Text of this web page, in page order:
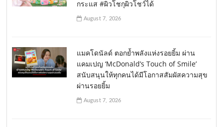
กระแส #ผิวโชกุผิวโชว์ได้
August 7, 2026
แมคโดนัลด์ ตอกย้ำพลังแห่งรอยยิ้ม ผ่าน
แคมเปญ ‘McDonald’s Touch of Smile’
สนับสนุนให้ทุกคนได้มีโอกาสสัมผัสความสุข
ผ่านรอยยิ้ม
August 7, 2026